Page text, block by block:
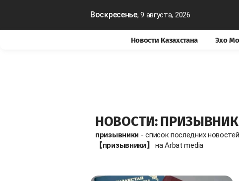
Воскресенье, 9 августа, 2026
Новости Казахстана Эхо
НОВОСТИ:
призывники - список последних
【призывники】
на Arbat media